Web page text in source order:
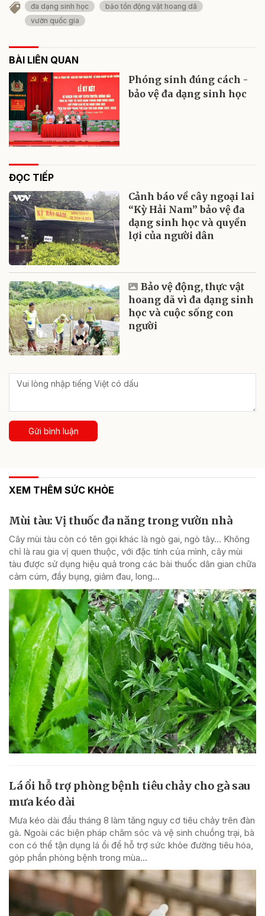
đa dạng sinh học
bảo tồn động vật hoang dã
vườn quốc gia
BÀI LIÊN QUAN
Phóng sinh đúng cách -
bảo vệ đa dạng sinh học
ĐỌC TIẾP
Cảnh báo về cây ngoại lai
“Kỳ Hải Nam” bảo vệ đa
dạng sinh học và quyền
lợi của người dân
Bảo vệ động, thực vật
hoang dã vì đa dạng sinh
học và cuộc sống con
người
Gửi bình luận
XEM THÊM SỨC KHỎE
Mùi tàu: Vị thuốc đa năng trong vườn nhà
Cây mùi tàu còn có tên gọi khác là ngò gai, ngò tây… Không
chỉ là rau gia vị quen thuộc, với đặc tính của mình, cây mùi
tàu được sử dụng hiệu quả trong các bài thuốc dân gian chữa
cảm cúm, đầy bụng, giảm đau, long...
Lá ổi hỗ trợ phòng bệnh tiêu chảy cho gà sau
mưa kéo dài
Mưa kéo dài đầu tháng 8 làm tăng nguy cơ tiêu chảy trên đàn
gà. Ngoài các biện pháp chăm sóc và vệ sinh chuồng trại, bà
con có thể tận dụng lá ổi để hỗ trợ sức khỏe đường tiêu hóa,
góp phần phòng bệnh trong mùa...